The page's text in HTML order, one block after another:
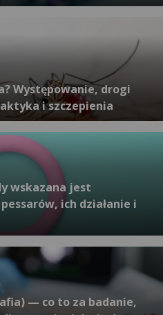
Występowanie, drogi
i szczepienia
wskazana jest
ich działanie i
— co to za badanie,